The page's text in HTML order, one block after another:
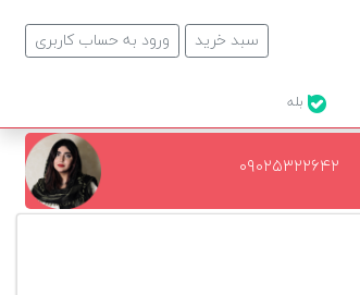
ورود به حساب کاربری سبد خرید
۰۹۰۲۵۳۲۲۶۴۲